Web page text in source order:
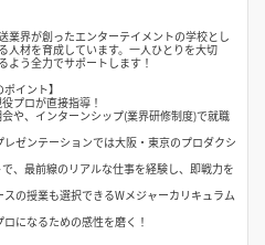
業界が創ったエンターテイメントの学校とし
人材を育成しています。一人ひとりを大切
よう全力でサポートします！
イント】
プロが直接指導！
や、インターンシップ(業界研修制度)で就職
ゼンテーションでは大阪・東京のプロダクシ
、最前線のリアルな仕事を経験し、即戦力を
の授業も選択できるWメジャーカリキュラム
になるための感性を磨く！